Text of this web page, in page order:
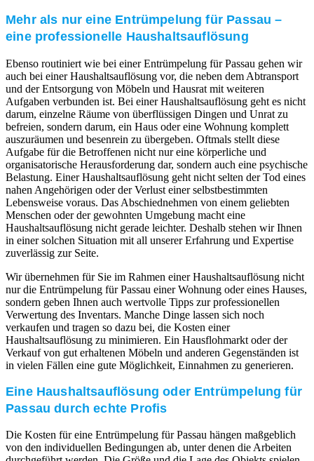
Mehr als nur eine Entrümpelung für Passau –
eine professionelle Haushaltsauflösung
Ebenso routiniert wie bei einer Entrümpelung für Passau gehen wir
auch bei einer Haushaltsauflösung vor, die neben dem Abtransport
und der Entsorgung von Möbeln und Hausrat mit weiteren
Aufgaben verbunden ist. Bei einer Haushaltsauflösung geht es nicht
darum, einzelne Räume von überflüssigen Dingen und Unrat zu
befreien, sondern darum, ein Haus oder eine Wohnung komplett
auszuräumen und besenrein zu übergeben. Oftmals stellt diese
Aufgabe für die Betroffenen nicht nur eine körperliche und
organisatorische Herausforderung dar, sondern auch eine psychische
Belastung. Einer Haushaltsauflösung geht nicht selten der Tod eines
nahen Angehörigen oder der Verlust einer selbstbestimmten
Lebensweise voraus. Das Abschiednehmen von einem geliebten
Menschen oder der gewohnten Umgebung macht eine
Haushaltsauflösung nicht gerade leichter. Deshalb stehen wir Ihnen
in einer solchen Situation mit all unserer Erfahrung und Expertise
zuverlässig zur Seite.
Wir übernehmen für Sie im Rahmen einer Haushaltsauflösung nicht
nur die Entrümpelung für Passau einer Wohnung oder eines Hauses,
sondern geben Ihnen auch wertvolle Tipps zur professionellen
Verwertung des Inventars. Manche Dinge lassen sich noch
verkaufen und tragen so dazu bei, die Kosten einer
Haushaltsauflösung zu minimieren. Ein Hausflohmarkt oder der
Verkauf von gut erhaltenen Möbeln und anderen Gegenständen ist
in vielen Fällen eine gute Möglichkeit, Einnahmen zu generieren.
Eine Haushaltsauflösung oder Entrümpelung für
Passau durch echte Profis
Die Kosten für eine Entrümpelung für Passau hängen maßgeblich
von den individuellen Bedingungen ab, unter denen die Arbeiten